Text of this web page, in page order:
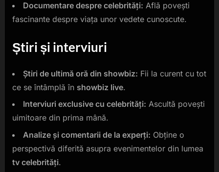
Documentare despre celebrități: Află povești
fascinante despre viața unor vedete cunoscute.
Știri și interviuri
Știri de ultimă oră din showbiz: Fii la curent cu tot
ce se întâmplă în showbiz live.
Interviuri exclusive cu celebrități: Ascultă povești
uimitoare din prima mână.
Analize și comentarii de la experți: Obține o
perspectivă diferită asupra evenimentelor din lumea
tv celebrități.